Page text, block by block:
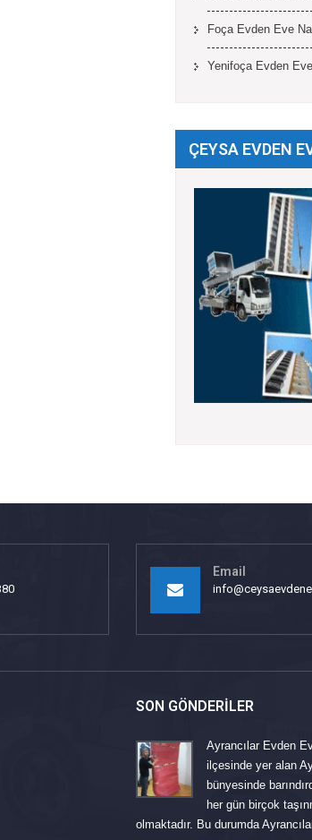
Foça Evden Eve
Yenifoça Evden
ÇEYSA EVDEN
Email
SON GÖNDERILER
Ayrancılar Evden
ilçesinde yer alan
bünyesinde
her gün birçok
olmaktadır. Bu durumda